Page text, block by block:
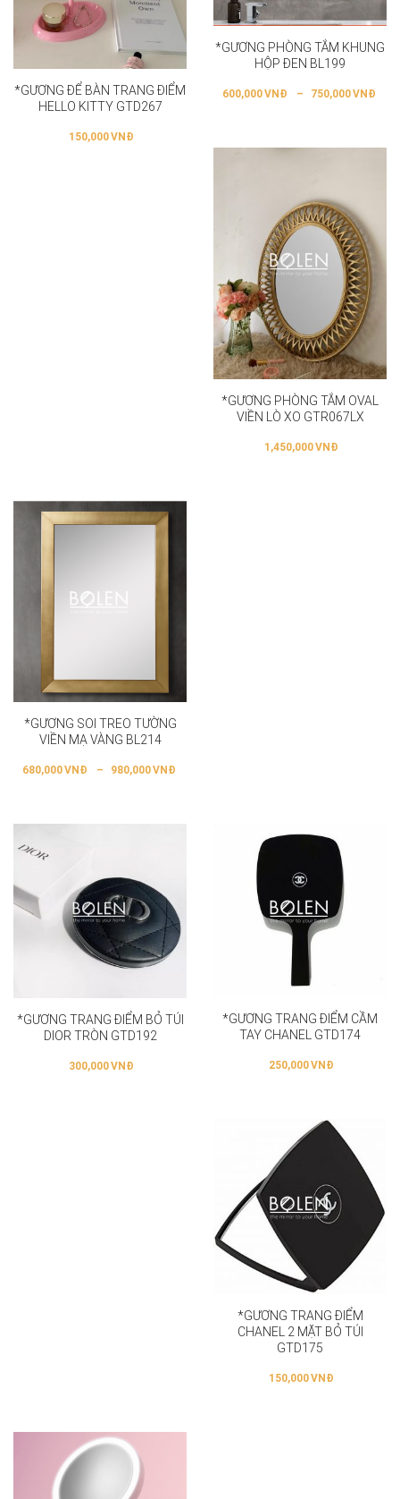
*GƯƠNG ĐỂ BÀN TRANG ĐIỂM
HELLO KITTY GTD267
150,000VNĐ
*GƯƠNG PHÒNG TẮM KHUNG
HỘP ĐEN BL199
600,000VNĐ – 750,000VNĐ
*GƯƠNG PHÒNG TẮM OVAL
VIỀN LÒ XO GTR067LX
1,450,000VNĐ
*GƯƠNG SOI TREO TƯỜNG
VIỀN MẠ VÀNG BL214
680,000VNĐ – 980,000VNĐ
*GƯƠNG TRANG ĐIỂM BỎ TÚI
DIOR TRÒN GTD192
300,000VNĐ
*GƯƠNG TRANG ĐIỂM CẦM
TAY CHANEL GTD174
250,000VNĐ
*GƯƠNG TRANG ĐIỂM
CHANEL 2 MẶT BỎ TÚI
GTD175
150,000VNĐ